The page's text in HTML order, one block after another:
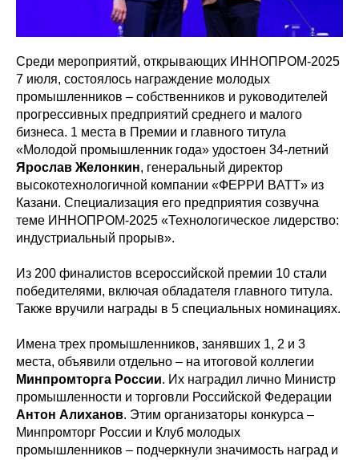
Среди мероприятий, открывающих ИННОПРОМ-2025
7 июля, состоялось награждение молодых
промышленников – собственников и руководителей
прогрессивных предприятий среднего и малого
бизнеса. 1 места в Премии и главного титула
«Молодой промышленник года» удостоен 34-летний
Ярослав Желонкин, генеральный директор
высокотехнологичной компании «ФЕРРИ ВATT» из
Казани. Специализация его предприятия созвучна
теме ИННОПРОМ-2025 «Технологическое лидерство:
индустриальный прорыв».
Из 200 финалистов всероссийской премии 10 стали
победителями, включая обладателя главного титула.
Также вручили награды в 5 специальных номинациях.
Имена трех промышленников, занявших 1, 2 и 3
места, объявили отдельно – на итоговой коллегии
Минпромторга России. Их наградил лично Министр
промышленности и торговли Российской Федерации
Антон Алиханов. Этим организаторы конкурса –
Минпромторг России и Клуб молодых
промышленников – подчеркнули значимость наград и